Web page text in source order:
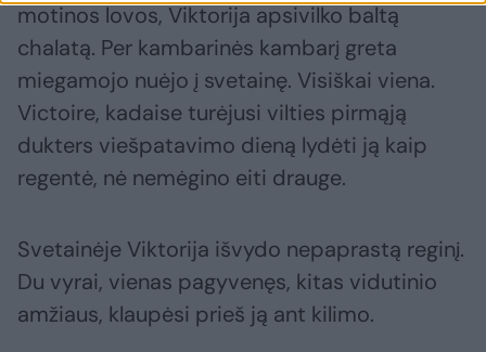
motinos lovos, Viktorija apsivilko baltą
chalatą. Per kambarinės kambarį greta
miegamojo nuėjo į svetainę. Visiškai viena.
Victoire, kadaise turėjusi vilties pirmąją
dukters viešpatavimo dieną lydėti ją kaip
regentė, nė nemėgino eiti drauge.
Svetainėje Viktorija išvydo nepaprastą reginį.
Du vyrai, vienas pagyvenęs, kitas vidutinio
amžiaus, klaupėsi prieš ją ant kilimo.